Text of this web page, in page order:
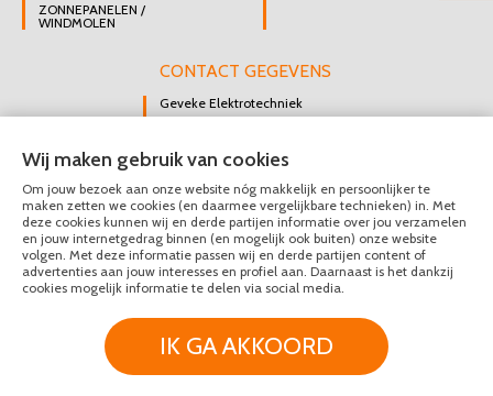
ZONNEPANELEN /
WINDMOLEN
CONTACT GEGEVENS
Geveke Elektrotechniek
3112 GK Schiedam
DIRECT CONTACT
OPNEMEN
010 426 8447
MAIL ONS
© Geveke Elektrotechniek 2020 - 2026
Algemene Voorwaarden
Wij maken gebruik van cookies
Om jouw bezoek aan onze website nóg makkelijk en persoonlijker te
maken zetten we cookies (en daarmee vergelijkbare technieken) in. Met
deze cookies kunnen wij en derde partijen informatie over jou verzamelen
en jouw internetgedrag binnen (en mogelijk ook buiten) onze website
volgen. Met deze informatie passen wij en derde partijen content of
advertenties aan jouw interesses en profiel aan. Daarnaast is het dankzij
cookies mogelijk informatie te delen via social media.
IK GA AKKOORD